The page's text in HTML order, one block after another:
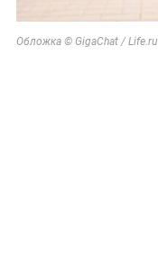
Обложка © GigaChat / Life.ru